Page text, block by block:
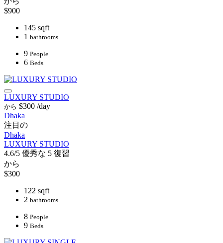
$900
145 sqft
1 bathrooms
9 People
6 Beds
LUXURY STUDIO
から $300 /day
Dhaka
注目の
Dhaka
LUXURY STUDIO
4.6/5 優秀な 5 復習
から
$300
122 sqft
2 bathrooms
8 People
9 Beds